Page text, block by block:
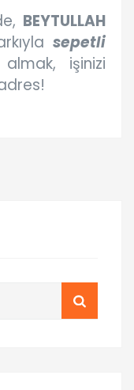
BEYTULLAH
sepetli
işinizi